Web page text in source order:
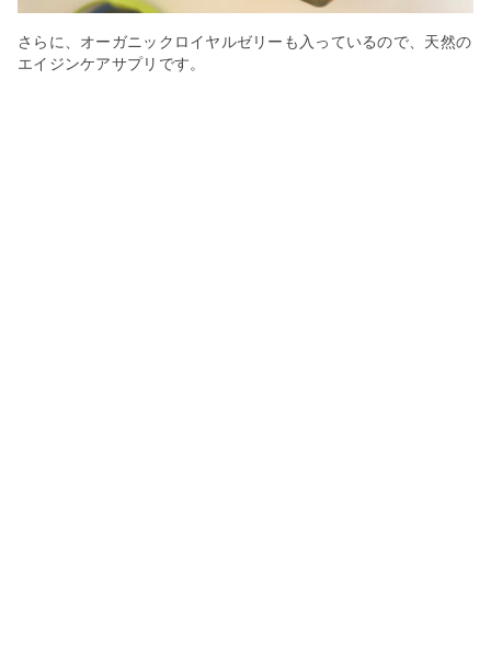
さらに、オーガニックロイヤルゼリーも入っているので、天然の
エイジンケアサプリです。